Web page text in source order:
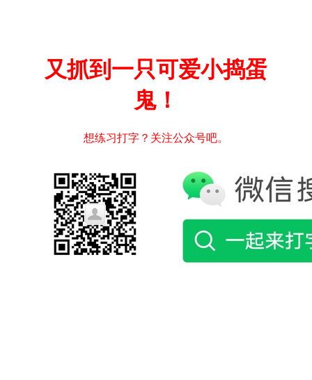
又抓到一只可爱小捣蛋
鬼！
想练习打字？关注公众号吧。